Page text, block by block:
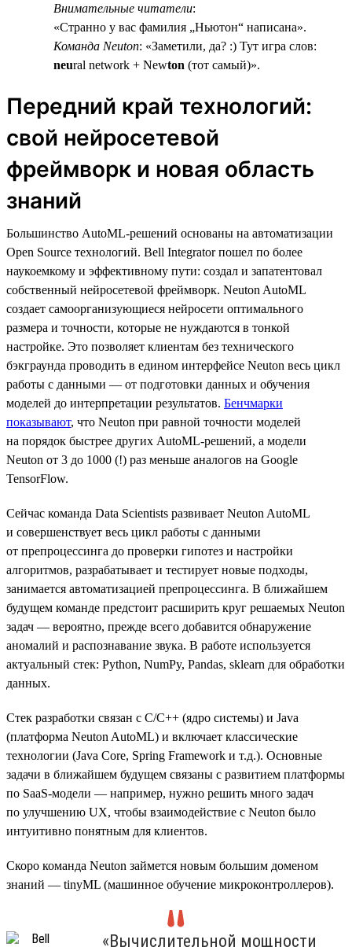
Внимательные читатели:
«Странно у вас фамилия „Ньютон“ написана».
Команда Neuton: «Заметили, да? :) Тут игра слов:
neural network + Newton (тот самый)».
Передний край технологий:
свой нейросетевой
фреймворк и новая область
знаний
Большинство AutoML-решений основаны на автоматизации
Open Source технологий. Bell Integrator пошел по более
наукоемкому и эффективному пути: создал и запатентовал
собственный нейросетевой фреймворк. Neuton AutoML
создает самоорганизующиеся нейросети оптимального
размера и точности, которые не нуждаются в тонкой
настройке. Это позволяет клиентам без технического
бэкграунда проводить в едином интерфейсе Neuton весь цикл
работы с данными — от подготовки данных и обучения
моделей до интерпретации результатов. Бенчмарки
показывают, что Neuton при равной точности моделей
на порядок быстрее других AutoML-решений, а модели
Neuton от 3 до 1000 (!) раз меньше аналогов на Google
TensorFlow.
Сейчас команда Data Scientists развивает Neuton AutoML
и совершенствует весь цикл работы с данными
от препроцессинга до проверки гипотез и настройки
алгоритмов, разрабатывает и тестирует новые подходы,
занимается автоматизацией препроцессинга. В ближайшем
будущем команде предстоит расширить круг решаемых Neuton
задач — вероятно, прежде всего добавится обнаружение
аномалий и распознавание звука. В работе используется
актуальный стек: Python, NumPy, Pandas, sklearn для обработки
данных.
Стек разработки связан с C/C++ (ядро системы) и Java
(платформа Neuton AutoML) и включает классические
технологии (Java Core, Spring Framework и т.д.). Основные
задачи в ближайшем будущем связаны с развитием платформы
по SaaS-модели — например, нужно решить много задач
по улучшению UX, чтобы взаимодействие с Neuton было
интуитивно понятным для клиентов.
Скоро команда Neuton займется новым большим доменом
знаний — tinyML (машинное обучение микроконтроллеров).
«Вычислительной мощности